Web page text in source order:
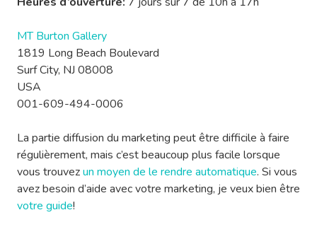
MT Burton Gallery
1819 Long Beach Boulevard
Surf City, NJ 08008
USA
001-609-494-0006
La partie diffusion du marketing peut être difficile à faire
régulièrement, mais c’est beaucoup plus facile lorsque
vous trouvezun moyen de le rendre automatique. Si vous
avez besoin d’aide avec votre marketing, je veux bien être
votre guide!